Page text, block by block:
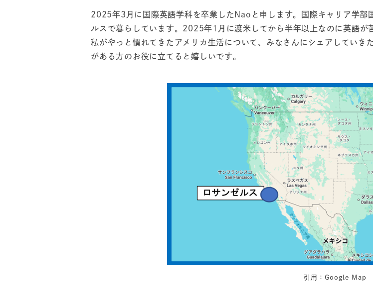
2025年3月に国際英語学科を卒業したNaoと申します。国際キャリア学部
ルスで暮らしています。2025年1月に渡米してから半年以上なのに英語
私がやっと慣れてきたアメリカ生活について、みなさんにシェアしていき
がある方のお役に立てると嬉しいです。
引用：Google Map